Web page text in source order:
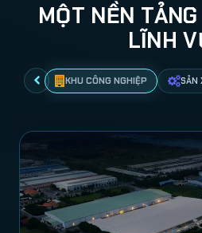
MỘT NỀN
LĨNH
KHU CÔNG NGHIỆP SẢN